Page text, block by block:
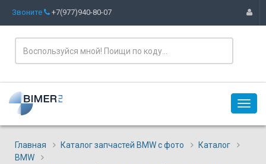
Звоните +7(977)940-80-07
Главная Каталог запчастей BMW с фото
Каталог
BMW